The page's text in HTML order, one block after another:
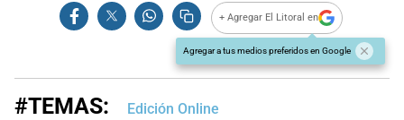
+ Agregar El Litoral en
Agregar a tus medios preferidos en Google
#TEMAS: Edición Online